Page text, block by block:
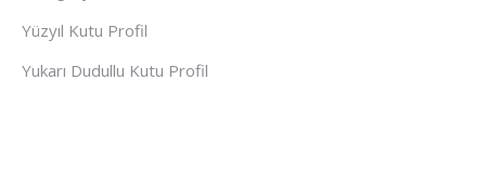
Yüzyıl Kutu Profil
Yukarı Dudullu Kutu Profil